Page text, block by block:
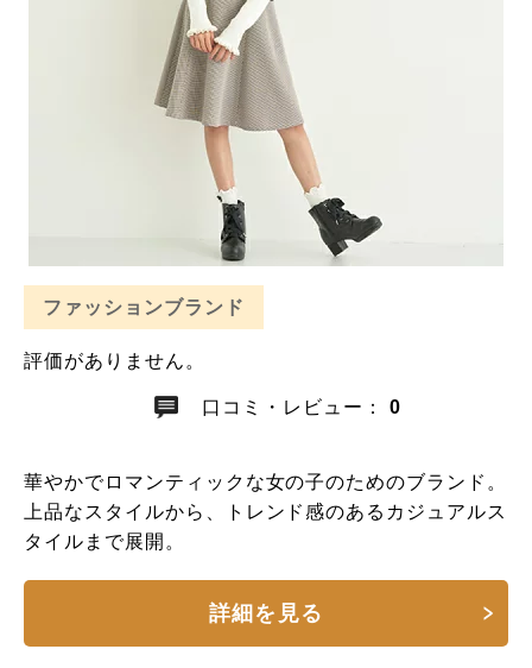
ファッションブランド
評価がありません。
口コミ・レビュー： 0
華やかでロマンティックな女の子のためのブランド。
上品なスタイルから、トレンド感のあるカジュアルス
タイルまで展開。
詳細を見る